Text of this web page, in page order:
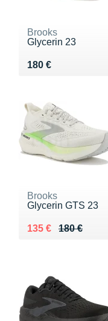
Brooks
Glycerin 23
180 €
Vendu 180 €
Brooks
Glycerin GTS 23
180 €
Au lieu de 180 €
135 €
Vendu 135 €